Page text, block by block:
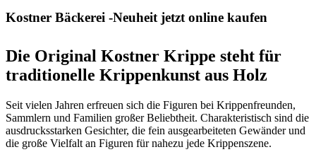
Kostner Bäckerei -Neuheit jetzt online kaufen
Die Original Kostner Krippe steht für
traditionelle Krippenkunst aus Holz
Seit vielen Jahren erfreuen sich die Figuren bei Krippenfreunden,
Sammlern und Familien großer Beliebtheit. Charakteristisch sind die
ausdrucksstarken Gesichter, die fein ausgearbeiteten Gewänder und
die große Vielfalt an Figuren für nahezu jede Krippenszene.